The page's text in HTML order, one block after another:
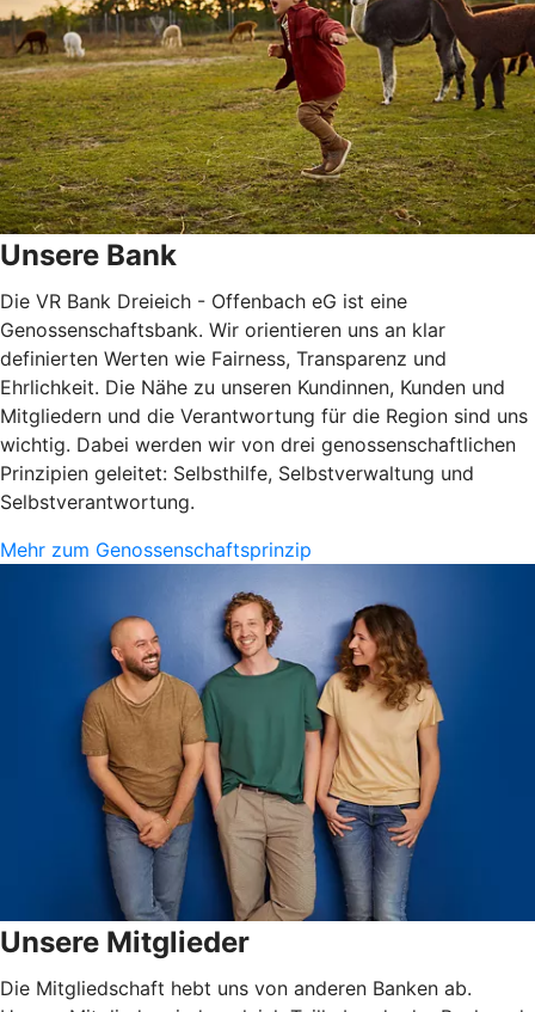
Unsere Bank
Die VR Bank Dreieich - Offenbach eG ist eine
Genossenschaftsbank. Wir orientieren uns an klar
definierten Werten wie Fairness, Transparenz und
Ehrlichkeit. Die Nähe zu unseren Kundinnen, Kunden und
Mitgliedern und die Verantwortung für die Region sind uns
wichtig. Dabei werden wir von drei genossenschaftlichen
Prinzipien geleitet: Selbsthilfe, Selbstverwaltung und
Selbstverantwortung.
Mehr zum Genossenschaftsprinzip
Unsere Mitglieder
Die Mitgliedschaft hebt uns von anderen Banken ab.